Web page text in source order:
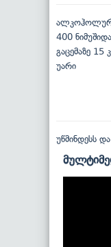
400
გაცემაზე 15
უარი
უწმინდესს